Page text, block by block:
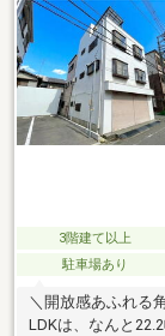
3階建て以上
駐車場あり
＼開放感あふれる
LDKは、なんと